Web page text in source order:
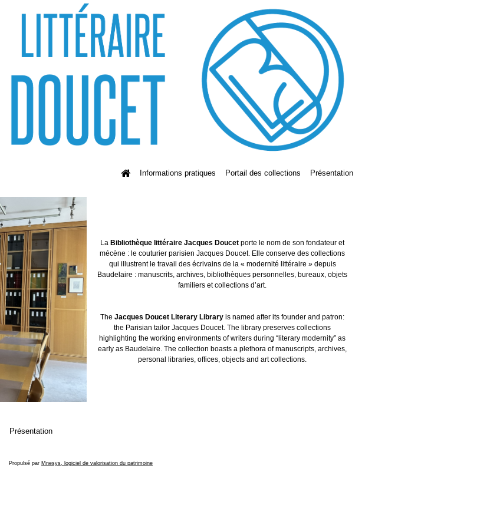
Informations pratiques Portail des collections Présentation
La Bibliothèque littéraire Jacques Doucet porte le nom de son fondateur et
mécène : le couturier parisien Jacques Doucet. Elle conserve des collections
qui illustrent le travail des écrivains de la « modernité littéraire » depuis
Baudelaire : manuscrits, archives, bibliothèques personnelles, bureaux, objets
familiers et collections d’art.
The Jacques Doucet Literary Library is named after its founder and patron:
the Parisian tailor Jacques Doucet. The library preserves collections
highlighting the working environments of writers during “literary modernity” as
early as Baudelaire. The collection boasts a plethora of manuscripts, archives,
personal libraries, offices, objects and art collections.
Présentation
Propulsé par Mnesys, logiciel de valorisation du patrimoine